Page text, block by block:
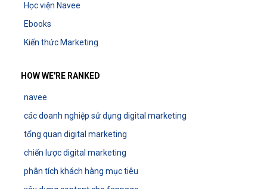
Học viện Navee
Ebooks
Kiến thức Marketing
HOW WE'RE RANKED
navee
các doanh nghiệp sử dụng digital marketing
tổng quan digital marketing
chiến lược digital marketing
phân tích khách hàng mục tiêu